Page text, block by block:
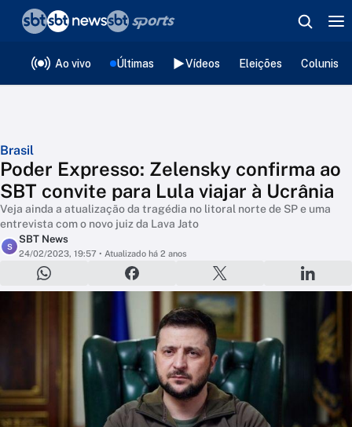
Ao vivo Últimas Vídeos Eleições
Brasil
Poder Expresso: Zelensky confirma ao
SBT convite para Lula viajar à Ucrânia
Veja ainda a atualização da tragédia no litoral norte de SP e uma
entrevista com o novo juiz da Lava Jato
S
SBT News
24/02/2023, 19:57 • Atualizado há 2 anos
❮voltar
Editorias